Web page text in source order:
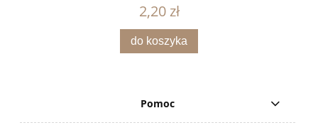
2,20 zł
do koszyka
Pomoc